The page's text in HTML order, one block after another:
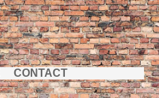
CONTACT